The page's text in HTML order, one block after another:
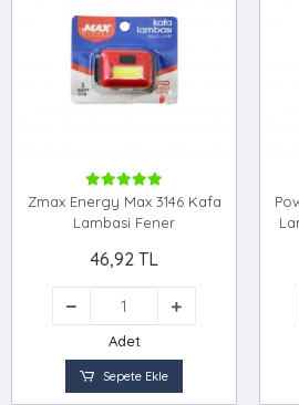
Zmax Energy Max 3146 Kafa
Lambasi Fener
46,92 TL
Adet
Sepete Ekle